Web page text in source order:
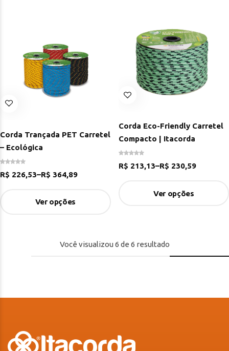
Corda Trançada PET Carretel
– Ecológica
R$ 226,53–R$ 364,89
Ver opções
Corda Eco-Friendly Carretel
Compacto | Itacorda
R$ 213,13–R$ 230,59
Ver opções
Você visualizou6 de 6 resultado